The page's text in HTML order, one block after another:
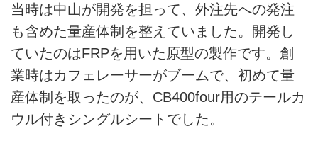
当時は中山が開発を担って、外注先への発注
も含めた量産体制を整えていました。開発し
ていたのはFRPを用いた原型の製作です。創
業時はカフェレーサーがブームで、初めて量
産体制を取ったのが、CB400four用のテールカ
ウル付きシングルシートでした。